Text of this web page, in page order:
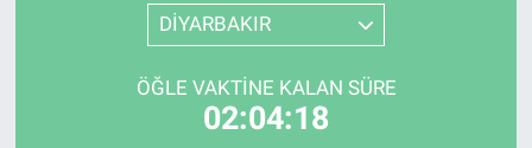
DİYARBAKIR
ÖĞLE VAKTINE KALAN SÜRE
02:04:18
Tüm Manşetler
Son Dakika Haberleri